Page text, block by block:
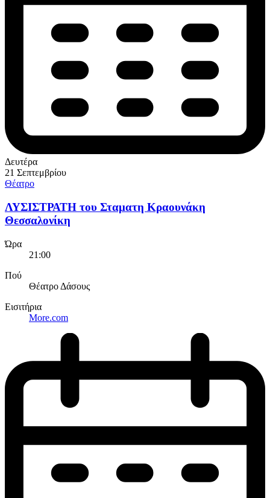
Δευτέρα
21 Σεπτεμβρίου
Θέατρο
ΛΥΣΙΣΤΡΑΤΗ του Σταματη Κραουνάκη
Θεσσαλονίκη
Ώρα
21:00
Πού
Θέατρο Δάσους
Εισιτήρια
More.com